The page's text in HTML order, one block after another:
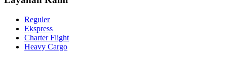
Reguler
Ekspress
Charter Flight
Heavy Cargo